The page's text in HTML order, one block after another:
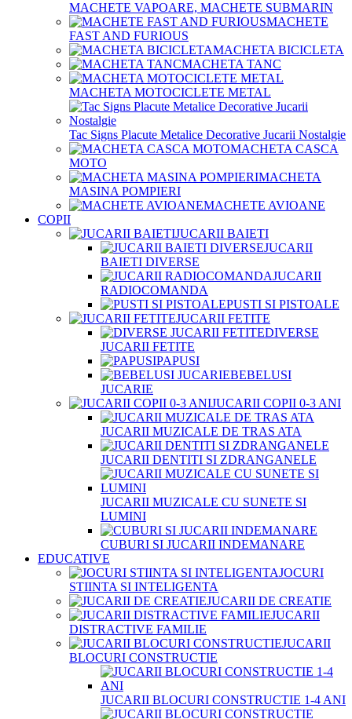
MACHETE VAPOARE, MACHETE SUBMARIN
MACHETE
FAST AND FURIOUS
MACHETA BICICLETA
MACHETA TANC
MACHETA MOTOCICLETE METAL
Tac Signs Placute Metalice Decorative Jucarii Nostalgie
MACHETA CASCA
MOTO
MACHETA
MASINA POMPIERI
MACHETE AVIOANE
COPII
JUCARII BAIETI
JUCARII
BAIETI DIVERSE
JUCARII
RADIOCOMANDA
PUSTI SI PISTOALE
JUCARII FETITE
DIVERSE
JUCARII FETITE
PAPUSI
BEBELUSI
JUCARIE
JUCARII COPII 0-3 ANI
JUCARII MUZICALE DE TRAS ATA
JUCARII DENTITI SI ZDRANGANELE
JUCARII MUZICALE CU SUNETE SI
LUMINI
CUBURI SI JUCARII INDEMANARE
EDUCATIVE
JOCURI
STIINTA SI INTELIGENTA
JUCARII DE CREATIE
JUCARII
DISTRACTIVE FAMILIE
JUCARII
BLOCURI CONSTRUCTIE
JUCARII BLOCURI CONSTRUCTIE 1-4 ANI